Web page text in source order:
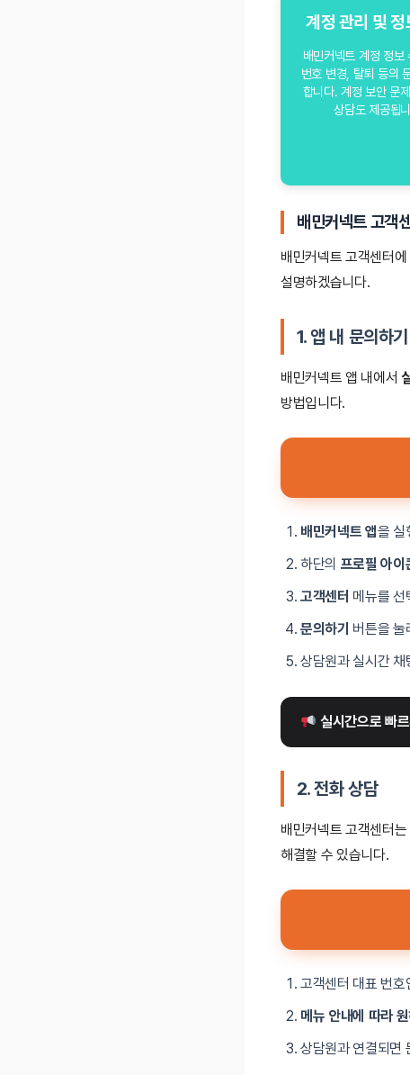
계정 관리 및 정
배민커넥트 계정 정보
번호 변경, 탈퇴 등의
합니다. 계정 보안 문
상담도 제공됩
배민커넥트 고객
배민커넥트 고객센터
설명하겠습니다.
1. 앱 내 문의하기
배민커넥트 앱 내에서
방법입니다.
배민커넥트 앱을 실
하단의 프로필 아이
고객센터 메뉴를 선
문의하기 버튼을 눌
상담원과 실시간
실시간으로 빠
2.전화 상담
배민커넥트 고객센터는
해결할 수 있습니다.
고객센터 대표 번
메뉴 안내에 따라
상담원과 연결되면